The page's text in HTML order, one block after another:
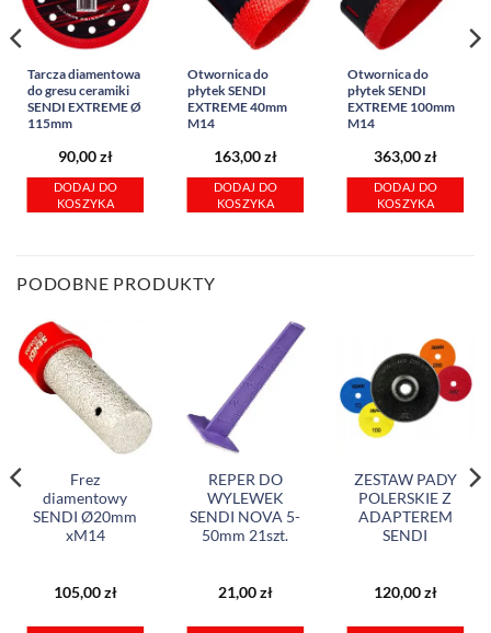
Tarcza diamentowa
do gresu ceramiki
SENDI EXTREME Ø
115mm
90,00zł
DODAJ DO
KOSZYKA
Otwornica do
płytek SENDI
EXTREME 40mm
M14
163,00zł
DODAJ DO
KOSZYKA
Otwornica do
płytek SENDI
EXTREME 100mm
M14
363,00zł
DODAJ DO
KOSZYKA
PODOBNE PRODUKTY
Frez
diamentowy
SENDI Ø20mm
xM14
105,00zł
REPER DO
WYLEWEK
SENDI NOVA 5-
50mm 21szt.
21,00zł
ZESTAW PADY
POLERSKIE Z
ADAPTEREM
SENDI
120,00zł